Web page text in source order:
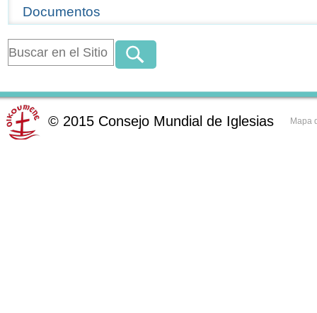
Documentos
© 2015 Consejo Mundial de Iglesias Mapa